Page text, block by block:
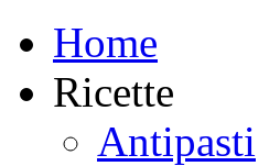
Home
Ricette
Antipasti